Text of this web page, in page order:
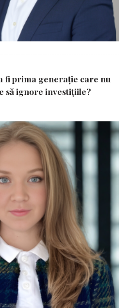
fi prima generație care nu
să ignore investițiile?